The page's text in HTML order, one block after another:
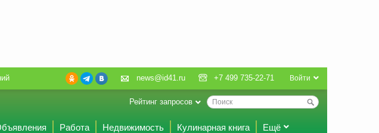
Войти
news@id41.ru +7 499 735-22-71
Рейтинг запросов
Работа Недвижимость Кулинарная книга Ещё